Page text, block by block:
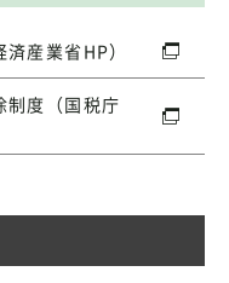
産業省HP）
制度（国税庁